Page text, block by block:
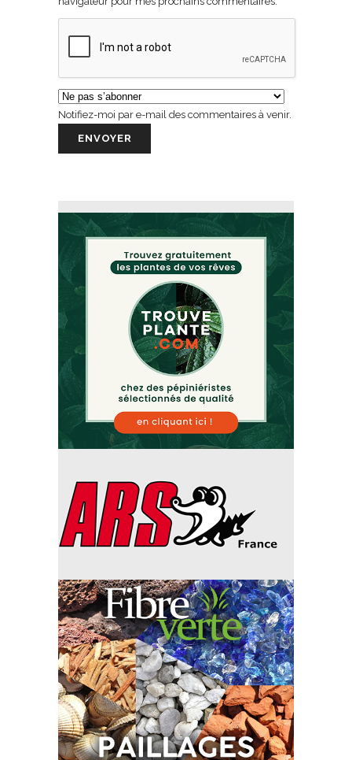
Notifiez-moi par e-mail des commentaires à venir.